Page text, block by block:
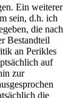
Ein weiterer
sein, d.h. ich
die nach
Bestandteil
an Perikles
auf
zur
die